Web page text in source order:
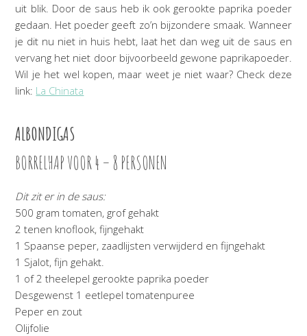
uit blik. Door de saus heb ik ook gerookte paprika poeder
gedaan. Het poeder geeft zo’n bijzondere smaak. Wanneer
je dit nu niet in huis hebt, laat het dan weg uit de saus en
vervang het niet door bijvoorbeeld gewone paprikapoeder.
Wil je het wel kopen, maar weet je niet waar? Check deze
link: La Chinata
ALBONDIGAS
BORRELHAP VOOR 4 – 8 PERSONEN
Dit zit er in de saus:
500 gram tomaten, grof gehakt
2 tenen knoflook, fijngehakt
1 Spaanse peper, zaadlijsten verwijderd en fijngehakt
1 Sjalot, fijn gehakt.
1 of 2 theelepel gerookte paprika poeder
Desgewenst 1 eetlepel tomatenpuree
Peper en zout
Olijfolie